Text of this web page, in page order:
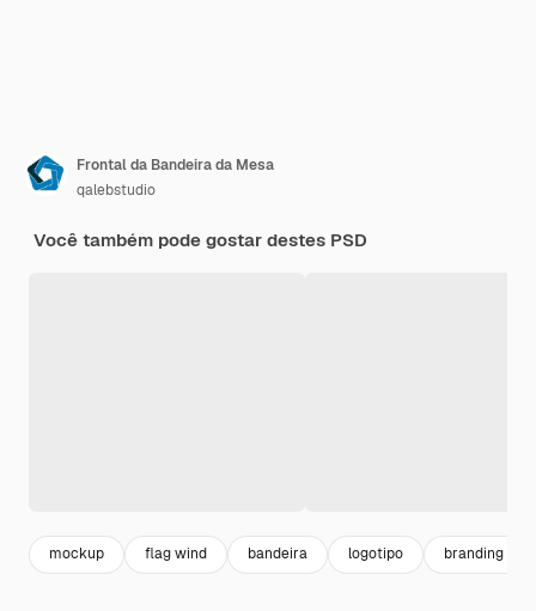
Frontal da Bandeira da Mesa
qalebstudio
Você também pode gostar destes PSD
mockup flag wind bandeira logotipo branding